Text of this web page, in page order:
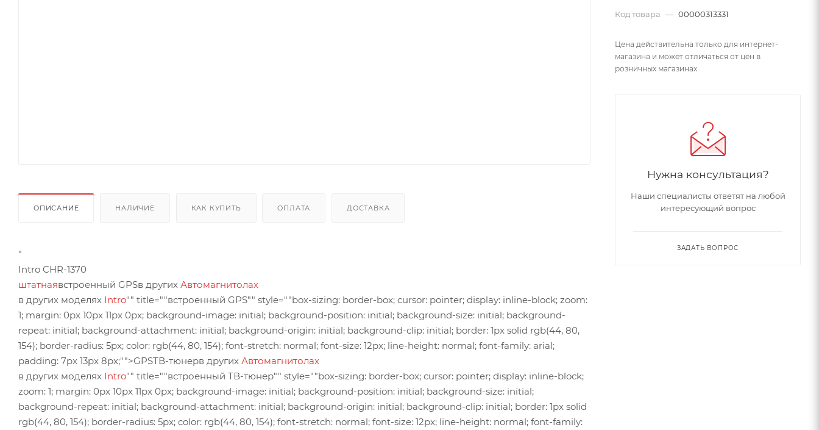
ОПИСАНИЕ НАЛИЧИЕ КАК КУПИТЬ ОПЛАТА ДОСТАВКА
"
Intro CHR-1370
штатнаявстроенный GPSв других Автомагнитолах
в других моделях Intro"" title=""встроенный GPS"" style=""box-sizing: border-box; cursor: pointer; display: inline-block; zoom:
1; margin: 0px 10px 11px 0px; background-image: initial; background-position: initial; background-size: initial; background-
repeat: initial; background-attachment: initial; background-origin: initial; background-clip: initial; border: 1px solid rgb(44, 80,
154); border-radius: 5px; color: rgb(44, 80, 154); font-stretch: normal; font-size: 12px; line-height: normal; font-family: arial;
padding: 7px 13px 8px;"">GPSТВ-тюнерв других Автомагнитолах
в других моделях Intro"" title=""встроенный ТВ-тюнер"" style=""box-sizing: border-box; cursor: pointer; display: inline-block;
zoom: 1; margin: 0px 10px 11px 0px; background-image: initial; background-position: initial; background-size: initial;
background-repeat: initial; background-attachment: initial; background-origin: initial; background-clip: initial; border: 1px solid
rgb(44, 80, 154); border-radius: 5px; color: rgb(44, 80, 154); font-stretch: normal; font-size: 12px; line-height: normal; font-family:
Код товара — 00000313331
Цена действительна только для интернет-
магазина и может отличаться от цен в
розничных магазинах
Нужна консультация?
Наши специалисты ответят на любой
интересующий вопрос
ЗАДАТЬ ВОПРОС